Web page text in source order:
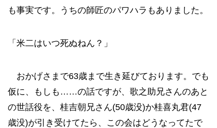
も事実です。うちの師匠のパワハラもありました。
「米二はいつ死ぬねん？」
おかげさまで63歳まで生き延びております。でも
仮に、もしも……の話ですが、歌之助兄さんのあと
の世話役を、桂吉朝兄さん(50歳没)か桂喜丸君(47
歳没)が引き受けてたら、この会はどうなってたで